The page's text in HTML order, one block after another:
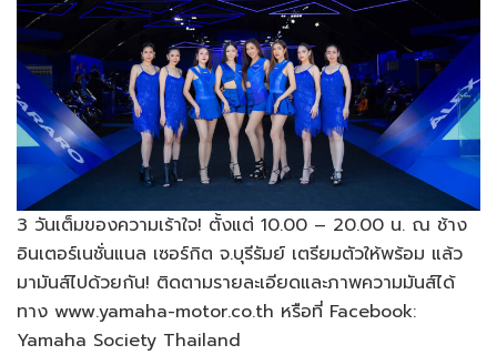
3 วันเต็มของความเร้าใจ! ตั้งแต่ 10.00 – 20.00 น. ณ ช้าง
อินเตอร์เนชั่นแนล เซอร์กิต จ.บุรีรัมย์ เตรียมตัวให้พร้อม แล้ว
มามันส์ไปด้วยกัน! ติดตามรายละเอียดและภาพความมันส์ได้
ทาง www.yamaha-motor.co.th หรือที่ Facebook:
Yamaha Society Thailand